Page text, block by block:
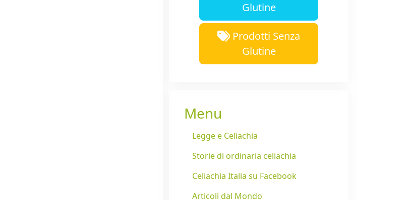
Glutine
Prodotti Senza
Glutine
Menu
Legge e Celiachia
Storie di ordinaria celiachia
Celiachia Italia su Facebook
Articoli dal Mondo